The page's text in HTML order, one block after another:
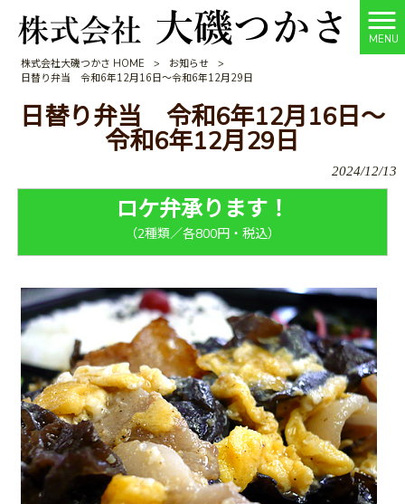
MENU
株式会社大磯つかさ HOME
> お知らせ
>
日替り弁当 令和6年12月16日～令和6年12月29日
日替り弁当 令和6年12月16日～
令和6年12月29日
2024/12/13
ロケ弁承ります！
（2種類／各800円・税込）